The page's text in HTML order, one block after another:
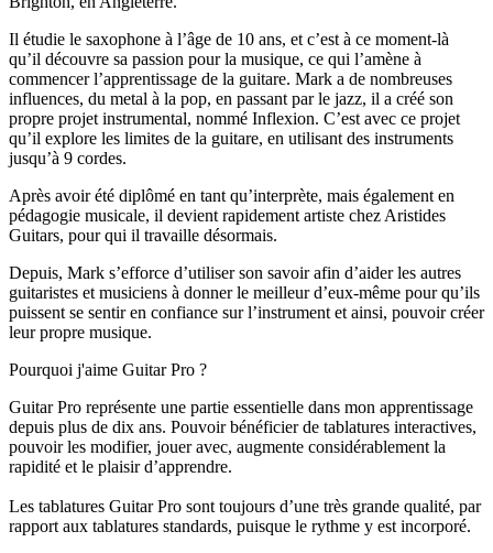
Il étudie le saxophone à l’âge de 10 ans, et c’est à ce moment-là
qu’il découvre sa passion pour la musique, ce qui l’amène à
commencer l’apprentissage de la guitare. Mark a de nombreuses
influences, du metal à la pop, en passant par le jazz, il a créé son
propre projet instrumental, nommé Inflexion. C’est avec ce projet
qu’il explore les limites de la guitare, en utilisant des instruments
jusqu’à 9 cordes.
Après avoir été diplômé en tant qu’interprète, mais également en
pédagogie musicale, il devient rapidement artiste chez Aristides
Guitars, pour qui il travaille désormais.
Depuis, Mark s’efforce d’utiliser son savoir afin d’aider les autres
guitaristes et musiciens à donner le meilleur d’eux-même pour qu’ils
puissent se sentir en confiance sur l’instrument et ainsi, pouvoir créer
leur propre musique.
Pourquoi j'aime Guitar Pro ?
Guitar Pro représente une partie essentielle dans mon apprentissage
depuis plus de dix ans. Pouvoir bénéficier de tablatures interactives,
pouvoir les modifier, jouer avec, augmente considérablement la
rapidité et le plaisir d’apprendre.
Les tablatures Guitar Pro sont toujours d’une très grande qualité, par
rapport aux tablatures standards, puisque le rythme y est incorporé.